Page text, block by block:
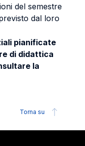
del semestre
dal loro
pianificate
di didattica
la
Torna su